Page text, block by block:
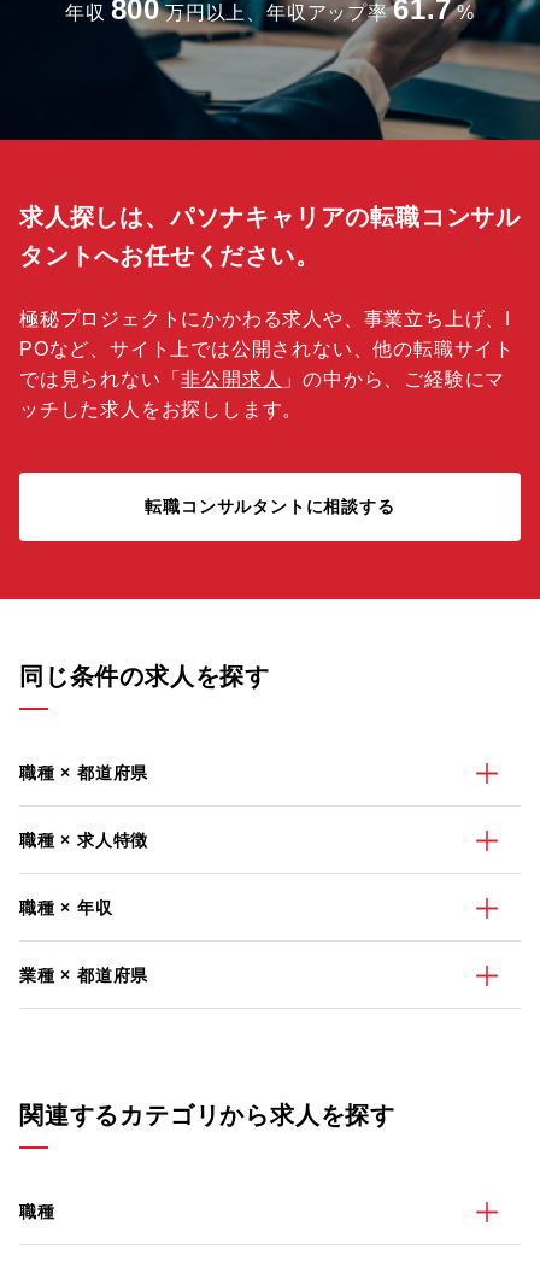
年収 800 万円以上、年収アップ率 61.7 %
求人探しは、パソナキャリアの転職コンサル
タントへお任せください。
極秘プロジェクトにかかわる求人や、事業立ち上げ、I
POなど、サイト上では公開されない、他の転職サイト
では見られない「非公開求人 」の中から、ご経験にマ
ッチした求人をお探しします。
転職コンサルタントに相談する
同じ条件の求人を探す
職種 × 都道府県
職種 × 求人特徴
職種 × 年収
業種 × 都道府県
関連するカテゴリから求人を探す
職種